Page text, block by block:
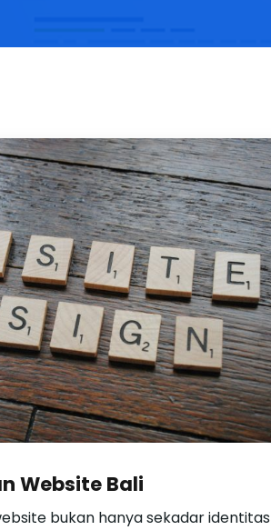
Website Bali
bukan hanya sekadar identitas